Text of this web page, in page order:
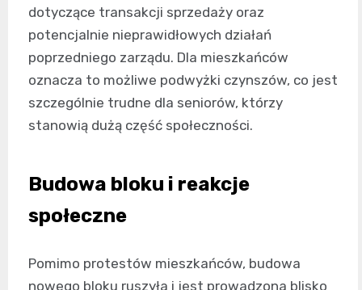
dotyczące transakcji sprzedaży oraz
potencjalnie nieprawidłowych działań
poprzedniego zarządu. Dla mieszkańców
oznacza to możliwe podwyżki czynszów, co jest
szczególnie trudne dla seniorów, którzy
stanowią dużą część społeczności.
Budowa bloku i reakcje
społeczne
Pomimo protestów mieszkańców, budowa
nowego bloku ruszyła i jest prowadzona blisko